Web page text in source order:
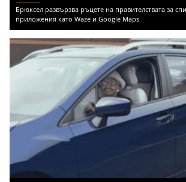
Брюксел развързва ръцете на правителствата за
приложения като Waze и Google Maps